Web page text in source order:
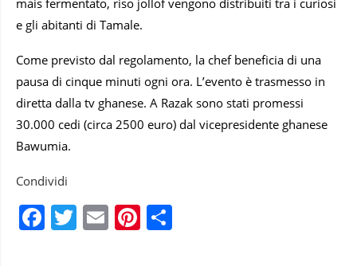
mais fermentato, riso jollof vengono distribuiti tra i curiosi
e gli abitanti di Tamale.
Come previsto dal regolamento, la chef beneficia di una
pausa di cinque minuti ogni ora. L’evento è trasmesso in
diretta dalla tv ghanese. A Razak sono stati promessi
30.000 cedi (circa 2500 euro) dal vicepresidente ghanese
Bawumia.
Condividi
Facebook
Twitter
EmailPinterest